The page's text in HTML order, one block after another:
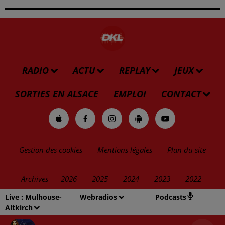
Live : Mulhouse-
Altkirch
Webradios Podcasts
RADIO ACTU REPLAY
JEUX
SORTIES EN ALSACE
EMPLOI CONTACT
Gestion des cookies Mentions légales Plan du site
Archives 2026 2025 2024 2023 2022